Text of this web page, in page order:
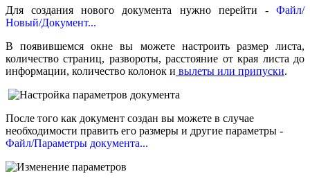
Для создания нового документа нужно перейти - Файл/
Новый/Документ...
В появившемся окне вы можете настроить размер листа,
количество страниц, развороты, расстояние от края листа до
информации, количество колонок и вылеты или припуски.
После того как документ создан вы можете в случае
необходимости править его размеры и другие параметры -
Файл/Параметры документа...